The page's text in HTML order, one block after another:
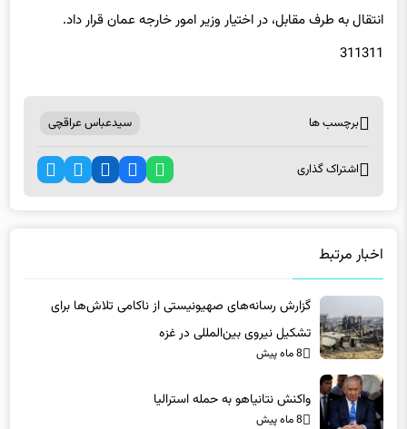
انتقال به طرف مقابل، در اختیار وزیر امور خارجه عمان قرار داد.
311311
برچسب ها سیدعباس عراقچی
اشتراک گذاری
اخبار مرتبط
گزارش رسانه‌های صهیونیستی از ناکامی تلاش‌ها برای
تشکیل نیروی بین‌المللی در غزه
8 ماه پیش
واکنش نتانیاهو به حمله استرالیا
8 ماه پیش